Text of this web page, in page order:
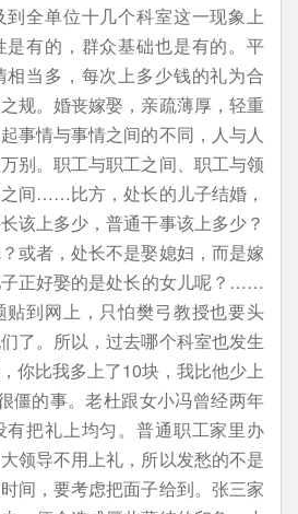
全单位十几个科室这一现象上
有的，群众基础也是有的。平
当多，每次上多少钱的礼为合
规。婚丧嫁娶，亲疏薄厚，轻重
事情与事情之间的不同，人与人
别。职工与职工之间、职工与领
间……比方，处长的儿子结婚，
该上多少，普通干事该上多少？
或者，处长不是娶媳妇，而是嫁
正好娶的是处长的女儿呢？……
贴到网上，只怕樊弓教授也要头
了。所以，过去哪个科室也发生
你比我多上了10块，我比他少上
僵的事。老杜跟女小冯曾经两年
把礼上均匀。普通职工家里办
领导不用上礼，所以发愁的不是
间，要考虑把面子给到。张三家